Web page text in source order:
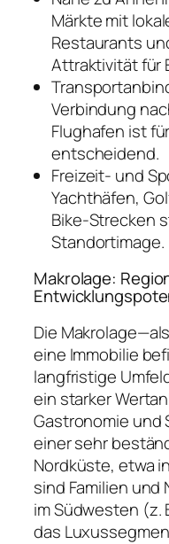
Märkte mit
Restaurants
Attraktivität für
Verbindung
Flughafen ist
entscheidend.
Freizeit- und
Yachthäfen,
Bike-Strecken
Standortimage.
Makrolage:
Die
eine Immobilie
langfristige
ein starker
Gastronomie und
einer sehr
Nordküste, etwa
sind Familien
im Südwesten (z.
das